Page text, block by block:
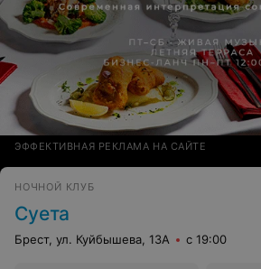
ЭФФЕКТИВНАЯ РЕКЛАМА НА САЙТЕ
НОЧНОЙ КЛУБ
Суета
Брест, ул. Куйбышева, 13А с 19:00